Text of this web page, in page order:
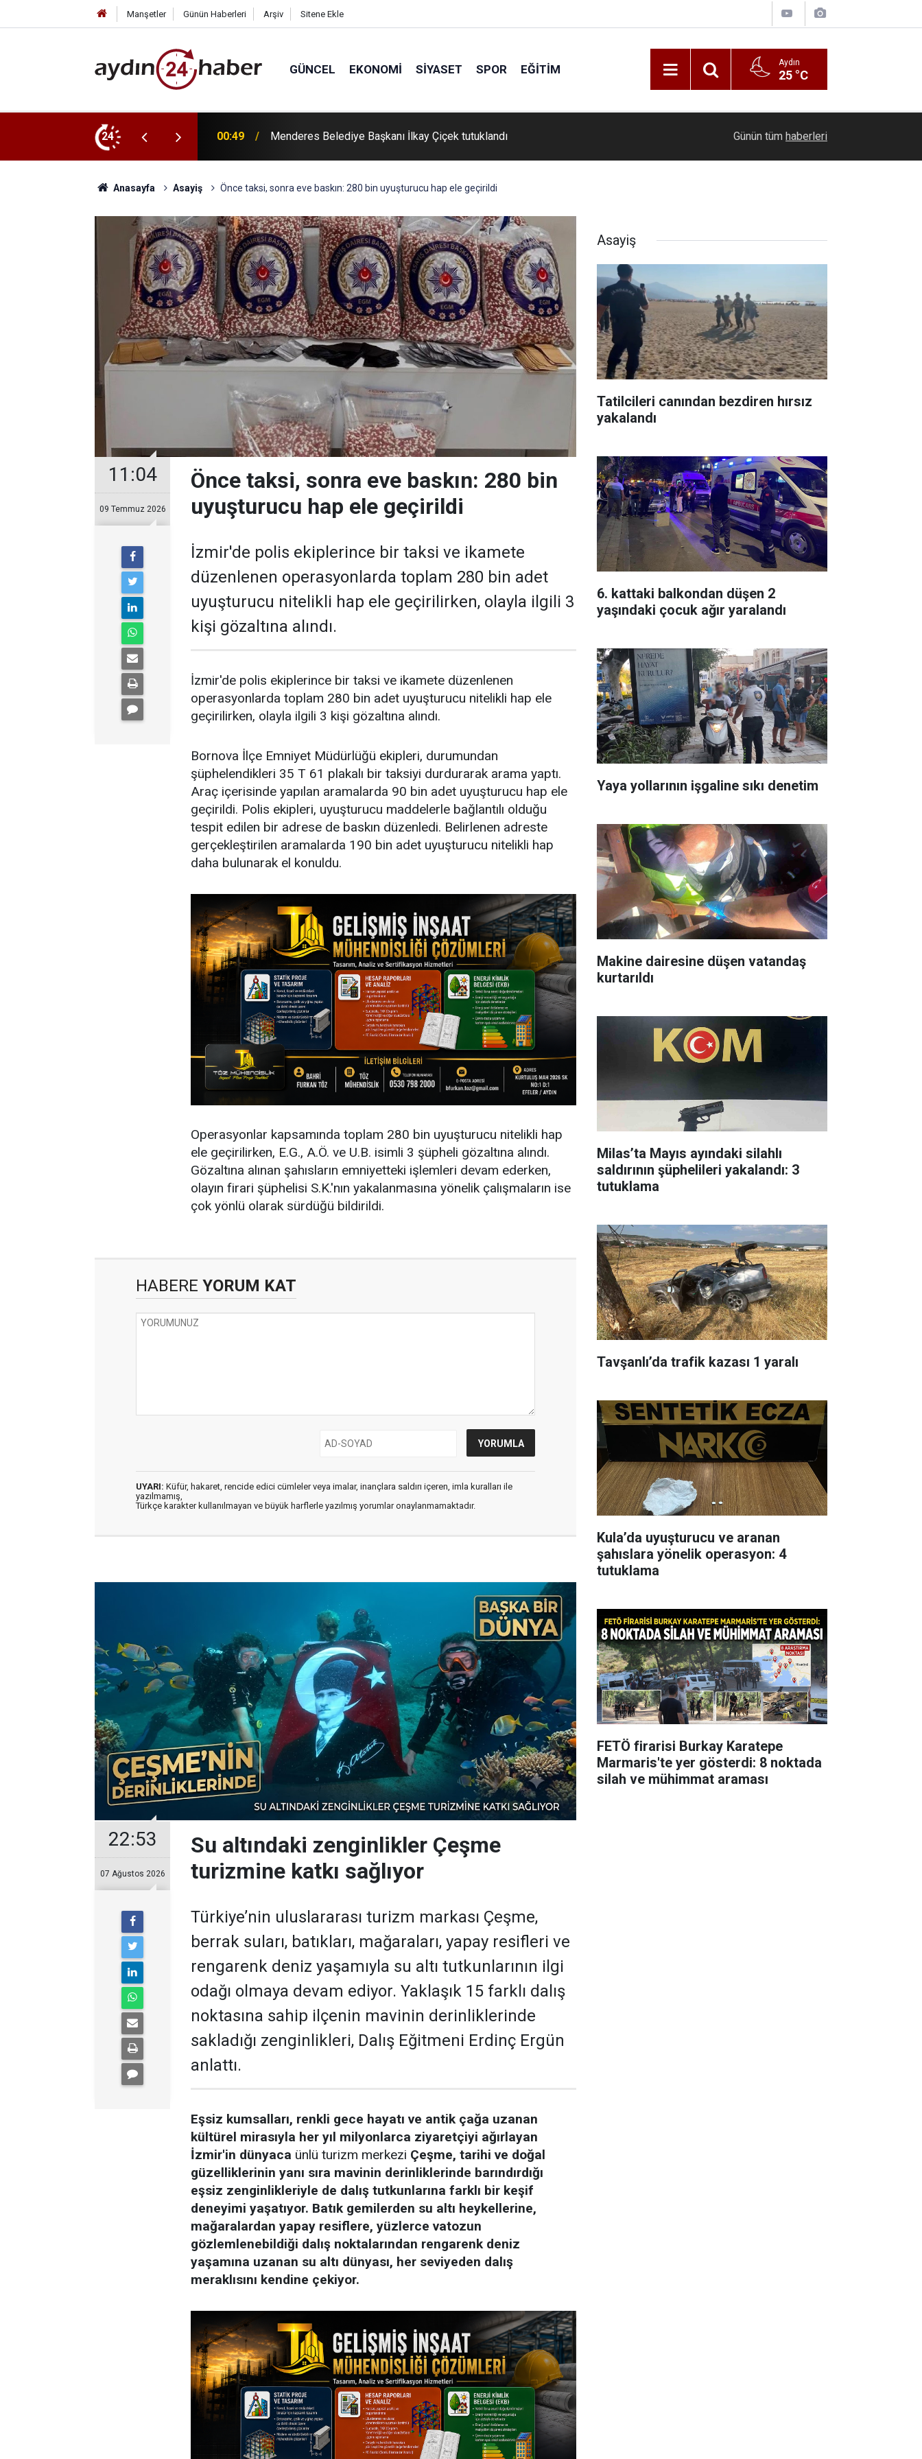
Manşetler Günün Haberleri Arşiv Sitene Ekle
GÜNCEL EKONOMI SIYASET SPOR EĞITIM Aydın
25 °C
24 22:53 Su altındaki zenginlikler Çeşme turizmine katkı sağlıyor Günlük Hayatta Hesaplama Araçları Neden Bu
Günün tüm haberleri
Anasayfa Asayiş Önce taksi, sonra eve baskın: 280 bin uyuşturucu hap ele geçirildi
11:04
09 Temmuz 2026
Önce taksi, sonra eve baskın: 280 bin
uyuşturucu hap ele geçirildi
İzmir'de polis ekiplerince bir taksi ve ikamete
düzenlenen operasyonlarda toplam 280 bin adet
uyuşturucu nitelikli hap ele geçirilirken, olayla ilgili 3
kişi gözaltına alındı.
İzmir'de polis ekiplerince bir taksi ve ikamete düzenlenen
operasyonlarda toplam 280 bin adet uyuşturucu nitelikli hap ele
geçirilirken, olayla ilgili 3 kişi gözaltına alındı.
Bornova İlçe Emniyet Müdürlüğü ekipleri, durumundan
şüphelendikleri 35 T 61 plakalı bir taksiyi durdurarak arama yaptı.
Araç içerisinde yapılan aramalarda 90 bin adet uyuşturucu hap ele
geçirildi. Polis ekipleri, uyuşturucu maddelerle bağlantılı olduğu
tespit edilen bir adrese de baskın düzenledi. Belirlenen adreste
gerçekleştirilen aramalarda 190 bin adet uyuşturucu nitelikli hap
daha bulunarak el konuldu.
Operasyonlar kapsamında toplam 280 bin uyuşturucu nitelikli hap
ele geçirilirken, E.G., A.Ö. ve U.B. isimli 3 şüpheli gözaltına alındı.
Gözaltına alınan şahısların emniyetteki işlemleri devam ederken,
olayın firari şüphelisi S.K.'nın yakalanmasına yönelik çalışmaların ise
çok yönlü olarak sürdüğü bildirildi.
HABERE YORUM KAT
UYARI: Küfür, hakaret, rencide edici cümleler veya imalar, inançlara saldırı içeren, imla kuralları ile
yazılmamış,
Türkçe karakter kullanılmayan ve büyük harflerle yazılmış yorumlar onaylanmamaktadır.
22:53
07 Ağustos 2026
Su altındaki zenginlikler Çeşme
turizmine katkı sağlıyor
Türkiye’nin uluslararası turizm markası Çeşme,
berrak suları, batıkları, mağaraları, yapay resifleri ve
rengarenk deniz yaşamıyla su altı tutkunlarının ilgi
odağı olmaya devam ediyor. Yaklaşık 15 farklı dalış
noktasına sahip ilçenin mavinin derinliklerinde
sakladığı zenginlikleri, Dalış Eğitmeni Erdinç Ergün
anlattı.
Eşsiz kumsalları, renkli gece hayatı ve antik çağa uzanan
kültürel mirasıyla her yıl milyonlarca ziyaretçiyi ağırlayan
İzmir'in dünyaca ünlü turizm merkezi Çeşme, tarihi ve doğal
güzelliklerinin yanı sıra mavinin derinliklerinde barındırdığı
eşsiz zenginlikleriyle de dalış tutkunlarına farklı bir keşif
deneyimi yaşatıyor. Batık gemilerden su altı heykellerine,
mağaralardan yapay resiflere, yüzlerce vatozun
gözlemlenebildiği dalış noktalarından rengarenk deniz
yaşamına uzanan su altı dünyası, her seviyeden dalış
meraklısını kendine çekiyor.
Asayiş
Tatilcileri canından bezdiren hırsız
yakalandı
6. kattaki balkondan düşen 2
yaşındaki çocuk ağır yaralandı
Yaya yollarının işgaline sıkı denetim
Makine dairesine düşen vatandaş
kurtarıldı
Milas’ta Mayıs ayındaki silahlı
saldırının şüphelileri yakalandı: 3
tutuklama
Tavşanlı’da trafik kazası 1 yaralı
Kula’da uyuşturucu ve aranan
şahıslara yönelik operasyon: 4
tutuklama
FETÖ firarisi Burkay Karatepe
Marmaris'te yer gösterdi: 8 noktada
silah ve mühimmat araması